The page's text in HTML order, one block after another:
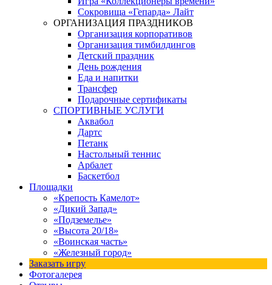
Сокровища «Гепарда» Лайт
ОРГАНИЗАЦИЯ ПРАЗДНИКОВ
Организация корпоративов
Организация тимбилдингов
Детский праздник
День рождения
Еда и напитки
Трансфер
Подарочные сертификаты
СПОРТИВНЫЕ УСЛУГИ
Аквабол
Дартс
Петанк
Настольный теннис
Арбалет
Баскетбол
Площадки
«Крепость Камелот»
«Дикий Запад»
«Подземелье»
«Высота 20/18»
«Воинская часть»
«Железный город»
Заказать игру
Фотогалерея